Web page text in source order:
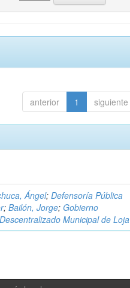
anterior 1 siguiente
Ángel;Defensoría Pública
;Bailón, Jorge; Gobierno
Municipal de Loja